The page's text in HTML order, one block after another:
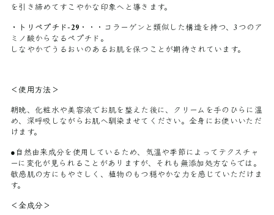
を引き締めてすこやかな印象へと導きます。
・トリペプチド-29 ・・・ コラーゲンと類似した構造を持つ、3つのア
ミノ酸からなるペプチド。
しなやかでうるおいのあるお肌を保つことが期待されています。
＜使用方法＞
朝晩、化粧水や美容液でお肌を整えた後に、クリームを手のひらに温
め、深呼吸しながらお肌へ馴染ませてください。全身にお使いいただ
けます。
●自然由来成分を使用しているため、気温や季節によってテクスチャ
ーに変化が見られることがありますが、それも無添加処方ならでは。
敏感肌の方にもやさしく、植物のもつ穏やかな力を感じていただけま
す。
＜全成分＞